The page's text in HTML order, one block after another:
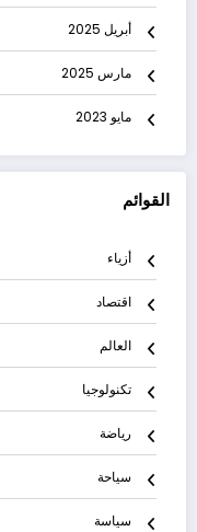
أبريل 2025
مارس 2025
مايو 2023
القوائم
أزياء
اقتصاد
العالم
تكنولوجيا
رياضة
سياحة
سياسة